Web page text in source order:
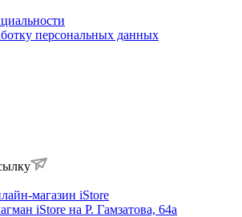
персональных данных
магазин iStore
iStore на Р. Гамзатова, 64а